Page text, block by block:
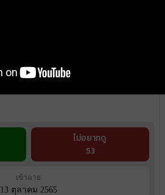
ไม่อยากดู
53
เข้าฉาย
13 ตุลาคม 2565